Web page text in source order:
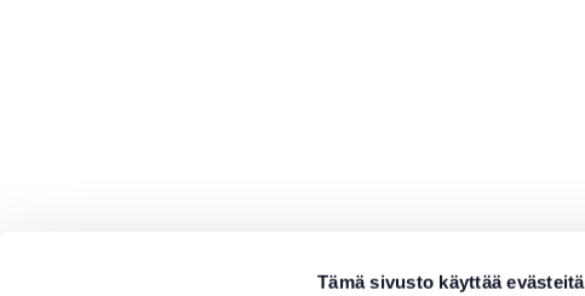
Tämä sivusto käyttää evästeitä